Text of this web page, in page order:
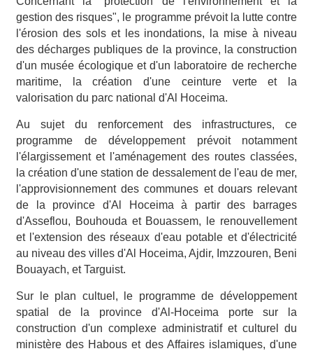
gestion des risques", le programme prévoit la lutte contre
l'érosion des sols et les inondations, la mise à niveau
des décharges publiques de la province, la construction
d'un musée écologique et d'un laboratoire de recherche
maritime, la création d'une ceinture verte et la
valorisation du parc national d'Al Hoceima.
Au sujet du renforcement des infrastructures, ce
programme de développement prévoit notamment
l'élargissement et l'aménagement des routes classées,
la création d'une station de dessalement de l'eau de mer,
l'approvisionnement des communes et douars relevant
de la province d'Al Hoceima à partir des barrages
d'Asseflou, Bouhouda et Bouassem, le renouvellement
et l'extension des réseaux d'eau potable et d'électricité
au niveau des villes d'Al Hoceima, Ajdir, Imzzouren, Beni
Bouayach, et Targuist.
Sur le plan cultuel, le programme de développement
spatial de la province d'Al-Hoceima porte sur la
construction d'un complexe administratif et culturel du
ministère des Habous et des Affaires islamiques, d'une